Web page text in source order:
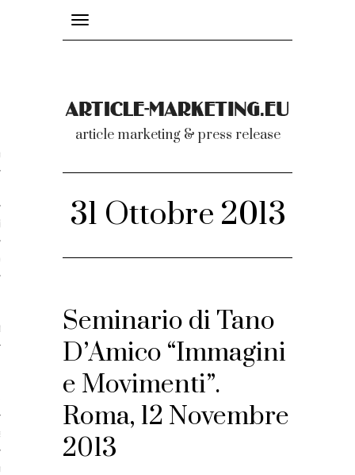
è l’article marketing
e stile di scrittura
Toggle
navigation
article marketing & press release
31 Ottobre 2013
Seminario di Tano
D’Amico “Immagini
e Movimenti”.
Roma, 12 Novembre
2013